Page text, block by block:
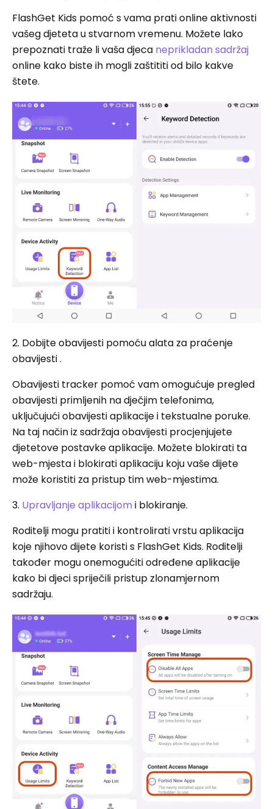
FlashGet Kids pomoć s vama prati online aktivnosti
vašeg djeteta u stvarnom vremenu. Možete lako
prepoznati traže li vaša djeca neprikladan sadržaj
online kako biste ih mogli zaštititi od bilo kakve
štete.
2. Dobijte obavijesti pomoću alata za praćenje
obavijesti .
Obavijesti tracker pomoć vam omogućuje pregled
obavijesti primljenih na dječjim telefonima,
uključujući obavijesti aplikacije i tekstualne poruke.
Na taj način iz sadržaja obavijesti procjenjujete
djetetove postavke aplikacije. Možete blokirati ta
web-mjesta i blokirati aplikaciju koju vaše dijete
može koristiti za pristup tim web-mjestima.
3. Upravljanje aplikacijom i blokiranje.
Roditelji mogu pratiti i kontrolirati vrstu aplikacija
koje njihovo dijete koristi s FlashGet Kids. Roditelji
također mogu onemogućiti određene aplikacije
kako bi djeci spriječili pristup zlonamjernom
sadržaju.